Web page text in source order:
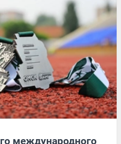
международного